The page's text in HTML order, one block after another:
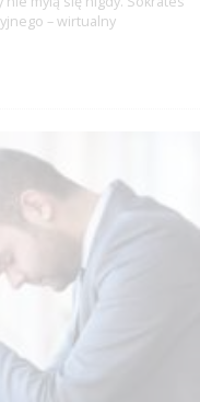
– wirtualny